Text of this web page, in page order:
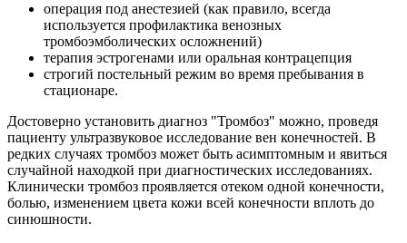
операция под анестезией (как правило, всегда
используется профилактика венозных
тромбоэмболических осложнений)
терапия эстрогенами или оральная контрацепция
строгий постельный режим во время пребывания в
стационаре.
Достоверно установить диагноз "Тромбоз" можно, проведя
пациенту ультразвуковое исследование вен конечностей. В
редких случаях тромбоз может быть асимптомным и явиться
случайной находкой при диагностических исследованиях.
Клинически тромбоз проявляется отеком одной конечности,
болью, изменением цвета кожи всей конечности вплоть до
синюшности.